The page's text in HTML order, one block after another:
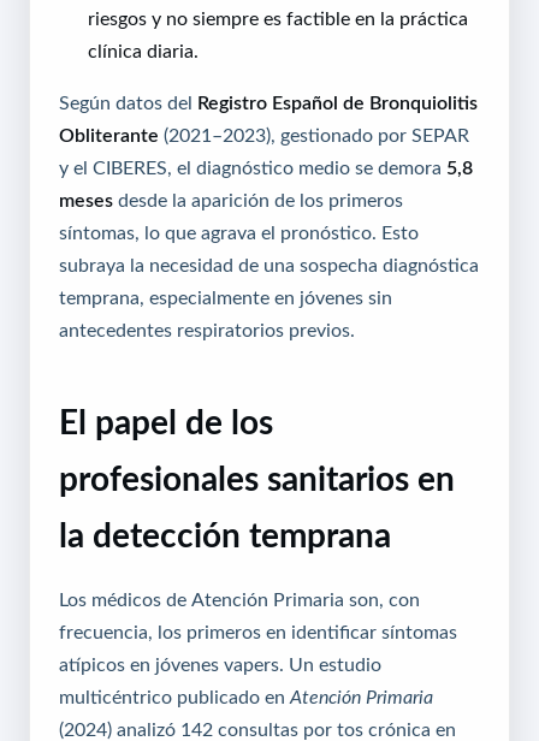
riesgos y no siempre es factible en la práctica
clínica diaria.
Según datos del Registro Español de Bronquiolitis
Obliterante (2021–2023), gestionado por SEPAR
y el CIBERES, el diagnóstico medio se demora 5,8
meses desde la aparición de los primeros
síntomas, lo que agrava el pronóstico. Esto
subraya la necesidad de una sospecha diagnóstica
temprana, especialmente en jóvenes sin
antecedentes respiratorios previos.
El papel de los
profesionales sanitarios en
la detección temprana
Los médicos de Atención Primaria son, con
frecuencia, los primeros en identificar síntomas
atípicos en jóvenes vapers. Un estudio
multicéntrico publicado en Atención Primaria
(2024) analizó 142 consultas por tos crónica en